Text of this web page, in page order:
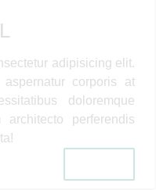
adipisicing elit.
corporis at
doloremque
architecto perferendis